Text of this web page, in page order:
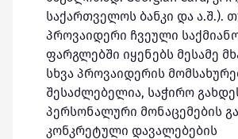
საქართველოს ბანკი და ა.შ.).
პროვაიდერი ჩვეული
ფარგლებში იყენებს მესამე
სხვა პროვაიდერის
შესაძლებელია, საჭირო
პერსონალური მონაცემების
კონკრეტული დავალებების